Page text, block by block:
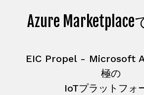
Azure
EIC Propel - Microsoft
極の
IoTプラットフォ